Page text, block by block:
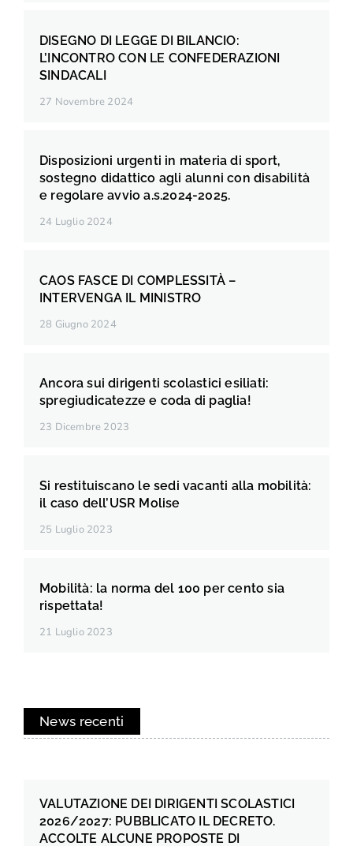
DISEGNO DI LEGGE DI BILANCIO:
L’INCONTRO CON LE CONFEDERAZIONI
SINDACALI
27 Novembre 2024
Disposizioni urgenti in materia di sport,
sostegno didattico agli alunni con disabilità
e regolare avvio a.s.2024-2025.
24 Luglio 2024
CAOS FASCE DI COMPLESSITÀ –
INTERVENGA IL MINISTRO
28 Giugno 2024
Ancora sui dirigenti scolastici esiliati:
spregiudicatezze e coda di paglia!
23 Dicembre 2023
Si restituiscano le sedi vacanti alla mobilità:
il caso dell’USR Molise
25 Luglio 2023
Mobilità: la norma del 100 per cento sia
rispettata!
21 Luglio 2023
News recenti
VALUTAZIONE DEI DIRIGENTI SCOLASTICI
2026/2027: PUBBLICATO IL DECRETO.
ACCOLTE ALCUNE PROPOSTE DI